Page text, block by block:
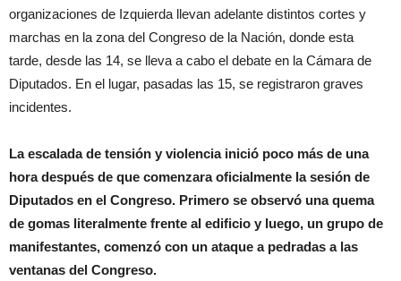
organizaciones de Izquierda llevan adelante distintos cortes y
marchas en la zona del Congreso de la Nación, donde esta
tarde, desde las 14, se lleva a cabo el debate en la Cámara de
Diputados. En el lugar, pasadas las 15, se registraron graves
incidentes.
La escalada de tensión y violencia inició poco más de una
hora después de que comenzara oficialmente la sesión de
Diputados en el Congreso. Primero se observó una quema
de gomas literalmente frente al edificio y luego, un grupo de
manifestantes, comenzó con un ataque a pedradas a las
ventanas del Congreso.